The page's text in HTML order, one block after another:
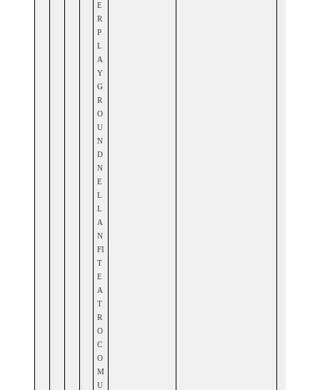
E
R
P
L
A
Y
G
R
O
U
N
D
N
E
L
L
A
N
FI
T
E
A
T
R
O
C
O
M
U